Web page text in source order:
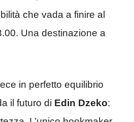
che vada a finire al
Una destinazione a
in perfetto equilibrio
il futuro di Edin Dzeko: